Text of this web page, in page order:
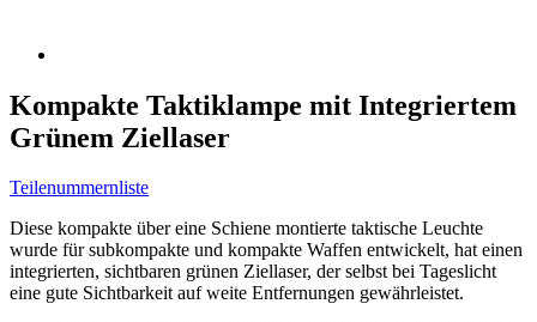
Kompakte Taktiklampe mit Integriertem
Grünem Ziellaser
Teilenummernliste
Diese kompakte über eine Schiene montierte taktische Leuchte
wurde für subkompakte und kompakte Waffen entwickelt, hat einen
integrierten, sichtbaren grünen Ziellaser, der selbst bei Tageslicht
eine gute Sichtbarkeit auf weite Entfernungen gewährleistet.